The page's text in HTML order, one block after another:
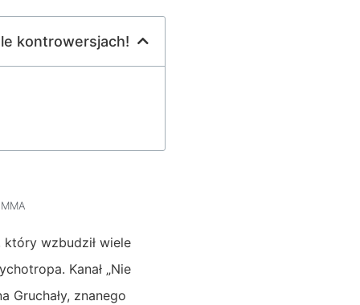
kontrowersjach!
wzbudził wiele
Kanał „Nie
Gruchały, znanego